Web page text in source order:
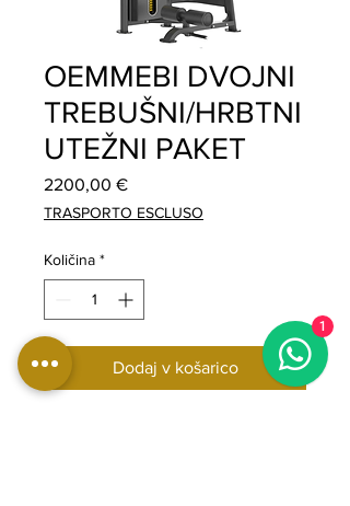
OEMMEBI DVOJNI
TREBUŠNI/HRBTNI
UTEŽNI PAKET
2200,00 €Price
TRASPORTO ESCLUSO
Količina *
Dodaj v košarico
1